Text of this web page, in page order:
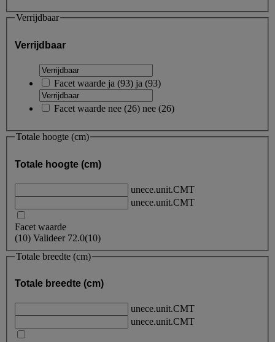
Verrijdbaar
Verrijdbaar
Facet waarde ja (93) ja (93)
Facet waarde nee (26) nee (26)
Totale hoogte (cm)
Totale hoogte (cm)
unece.unit.CMT
unece.unit.CMT
Facet waarde
(10) Valideer 72.0(10)
Totale breedte (cm)
Totale breedte (cm)
unece.unit.CMT
unece.unit.CMT